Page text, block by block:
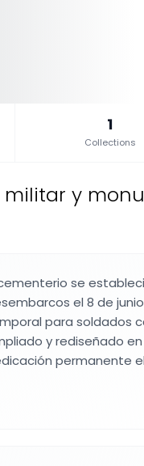
1
Collections
y
se
el 8 de
para soldados
y rediseñado
permanente el